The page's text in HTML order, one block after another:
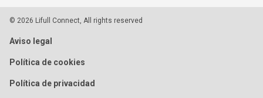
© 2026 Lifull Connect, All rights reserved
Aviso legal
Política de cookies
Política de privacidad